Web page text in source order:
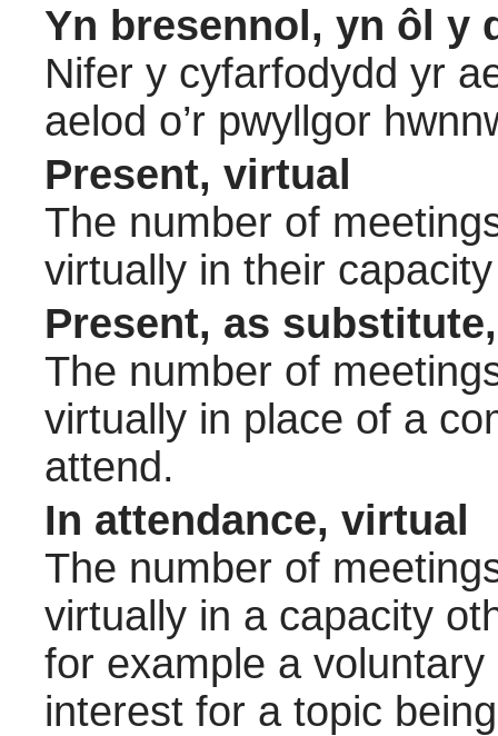
Yn bresennol, yn ôl y
Nifer y cyfarfodydd yr
aelod o’r pwyllgor
Present, virtual
The number of
virtually in their
Present, as
The number of
virtually in place of a
attend.
In attendance, virtual
The number of
virtually in a capacity
for example a
interest for a topic